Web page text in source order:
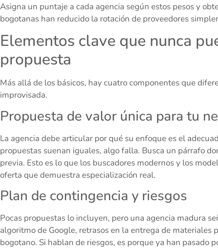
Asigna un puntaje a cada agencia según estos pesos y
bogotanas han reducido la rotación de proveedores
Elementos clave que nunca
propuesta
Más allá de los básicos, hay cuatro componentes que
improvisada.
Propuesta de valor única para tu
La agencia debe articular por qué su enfoque es el
propuestas suenan iguales, algo falla. Busca un párrafo
previa. Esto es lo que los buscadores modernos y los
oferta que demuestra especialización real.
Plan de contingencia y riesgos
Pocas propuestas lo incluyen, pero una agencia madura
algoritmo de Google, retrasos en la entrega de materiales
bogotano. Si hablan de riesgos, es porque ya han pasado